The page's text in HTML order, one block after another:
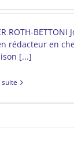
ROTH-
rédacteur en
[...]
suite